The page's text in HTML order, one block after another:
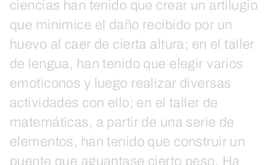
ciencias han tenido que crear un artilugio
que minimice el daño recibido por un
huevo al caer de cierta altura; en el taller
de lengua, han tenido que elegir varios
emoticonos y luego realizar diversas
actividades con ello; en el taller de
matemáticas, a partir de una serie de
elementos, han tenido que construir un
puente que aguantase cierto peso. Ha